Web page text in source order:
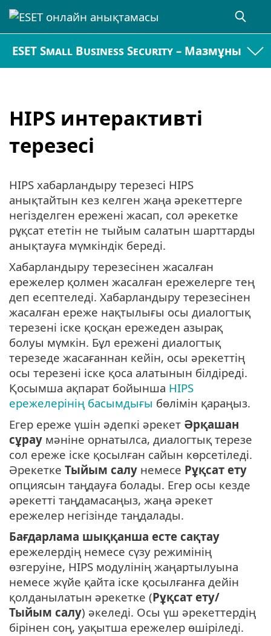
ESET Small Business Security – Мазмұны
HIPS интерактивті
терезесі
HIPS хабарландыру терезесі HIPS
анықтайтын кез келген жаңа әрекеттерге
негізделген ережені жасап, сол әрекетке
рұқсат ететін не тыйым салатын шарттарды
анықтауға мүмкіндік береді.
Хабарландыру терезесінен жасалған
ережелер қолмен жасалған ережелерге тең
деп есептеледі. Хабарландыру терезесінен
жасалған ереже нақтылығы осы диалогтық
терезені іске қосқан ережеден азырақ
болуы мүмкін. Бұл ережені диалогтық
терезеде жасағаннан кейін, осы әрекеттің
осы терезені іске қоса алатынын білдіреді.
Қосымша ақпарат бойынша HIPS
ережелерінің басымдығы бөлімін қараңыз.
Егер ереже үшін әдепкі әрекет Әрқашан
сұрау мәніне орнатылса, диалогтық терезе
сол ереже іске қосылған сайын көрсетіледі.
Әрекетке Тыйым салу немесе Рұқсат ету
опциясын таңдауға болады. Егер осы кезде
әрекетті таңдамасаңыз, жаңа әрекет
ережелер негізінде таңдалады.
Бағдарлама шыққанша есте сақтау
ережелердің немесе сүзу режимінің
өзгеруіне, HIPS модулінің жаңартылуына
немесе жүйе қайта іске қосылғанға дейін
қолданылатын әрекетке (Рұқсат ету/
Тыйым салу) әкеледі. Осы үш әрекеттердің
бірінен соң, уақытша ережелер өшіріледі.